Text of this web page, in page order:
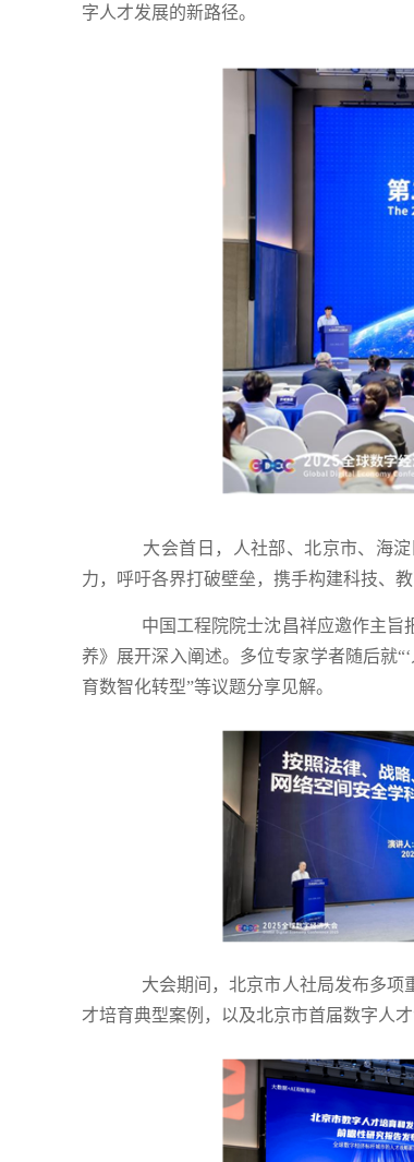
字人才发展的新路径。
大会首日，人社部、北京市、海淀
力，呼吁各界打破壁垒，携手构建科技、
中国工程院院士沈昌祥应邀作主旨
养》展开深入阐述。多位专家学者随后就
育数智化转型”等议题分享见解。
大会期间，北京市人社局发布多项
才培育典型案例，以及北京市首届数字人才